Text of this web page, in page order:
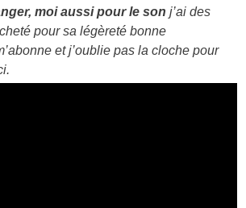
moi aussi pour le son j’ai des
pour sa légèreté bonne
et j’oublie pas la cloche pour